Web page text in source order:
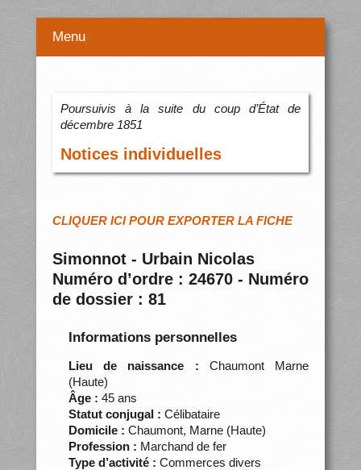
Menu
Poursuivis à la suite du coup d’État de
décembre 1851
Notices individuelles
CLIQUER ICI POUR EXPORTER LA FICHE
Simonnot - Urbain Nicolas
Numéro d’ordre : 24670 - Numéro
de dossier : 81
Informations personnelles
Lieu de naissance : Chaumont Marne
(Haute)
Âge : 45 ans
Statut conjugal : Célibataire
Domicile : Chaumont, Marne (Haute)
Profession : Marchand de fer
Type d’activité : Commerces divers